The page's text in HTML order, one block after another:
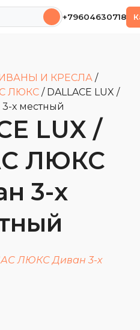
+79604630718
И КРЕСЛА /
ЛЮКС / DALLACE LUX /
х местный
LUX /
ЛЮКС
3-х